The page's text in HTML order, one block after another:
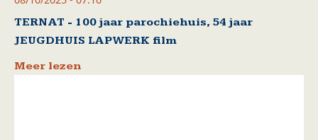
TERNAT - 100 jaar parochiehuis, 54 jaar
JEUGDHUIS LAPWERK film
Meer lezen